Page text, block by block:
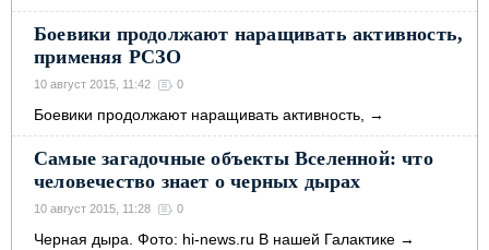
Боевики продолжают наращивать активность,
применяя РСЗО
10 август 2015, 11:42 0
Боевики продолжают наращивать активность, →
Самые загадочные объекты Вселенной: что
человечество знает о черных дырах
10 август 2015, 11:28 0
Черная дыра. Фото: hi-news.ru В нашей Галактике →